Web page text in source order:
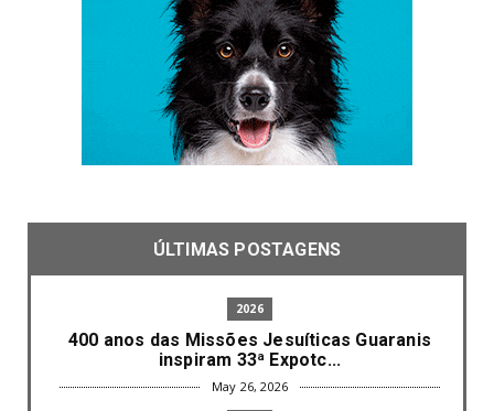
ÚLTIMAS POSTAGENS
2026
400 anos das Missões Jesuíticas Guaranis
inspiram 33ª Expotc...
May 26, 2026